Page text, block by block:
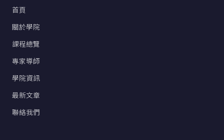
首頁
關於學院
課程總覽
專家導師
學院資訊
最新文章
聯絡我們